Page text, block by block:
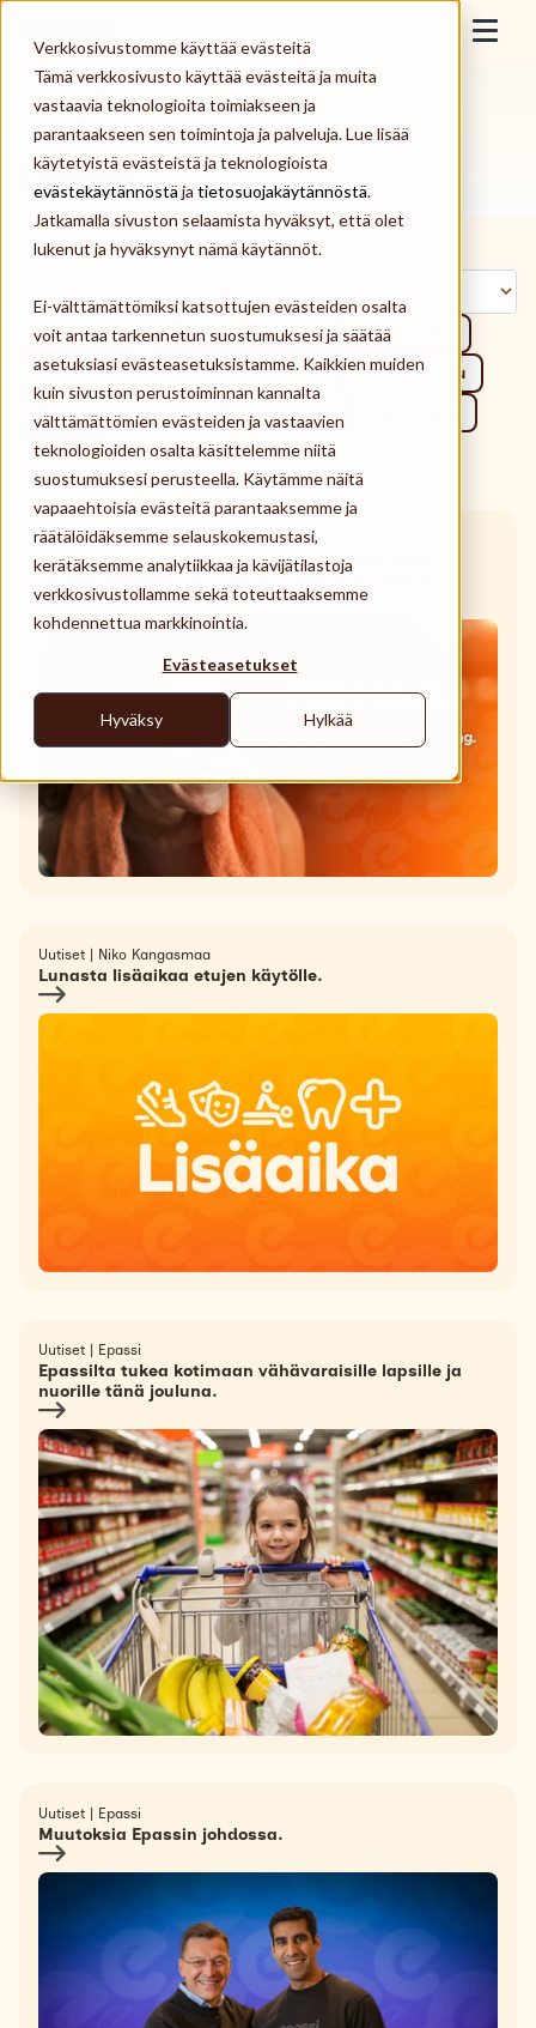
Verkkosivustomme käyttää evästeitä
Tämä verkkosivusto käyttää evästeitä ja muita
vastaavia teknologioita toimiakseen ja
parantaakseen sen toimintoja ja palveluja. Lue lisää
käytetyistä evästeistä ja teknologioista
evästekäytännöstä ja tietosuojakäytännöstä.
Jatkamalla sivuston selaamista hyväksyt, että olet
lukenut ja hyväksynyt nämä käytännöt.
Ei-välttämättömiksi katsottujen evästeiden osalta
voit antaa tarkennetun suostumuksesi ja säätää
asetuksiasi evästeasetuksistamme. Kaikkien muiden
kuin sivuston perustoiminnan kannalta
välttämättömien evästeiden ja vastaavien
teknologioiden osalta käsittelemme niitä
suostumuksesi perusteella. Käytämme näitä
vapaaehtoisia evästeitä parantaaksemme ja
räätälöidäksemme selauskokemustasi,
kerätäksemme analytiikkaa ja kävijätilastoja
verkkosivustollamme sekä toteuttaaksemme
kohdennettua markkinointia.
Evästeasetukset
Hyväksy Hylkää
Skip to content
Työnantaja
Työntekijä
Palveluntarjoaja
Meistä
Kirjaudu
Tilaa Epassi
Käyttöpaikat
Tuki
Etusivu > Epassi Uutiset | Työnantajamielikuva
Uutiset.
Henkilöstöedut Työsuhde-edut
Kulttuurietu
Hyvinvointi
Mobiilimaksaminen
Työmatkaetu
Työnantajamielikuva
Lounasetu
Alipay
Uutiset|Epassi
Epassi julkistaa uudistetun brändi-identiteetin
laajentumisessaan.
Uutiset Niko Kangasmaa
Lunasta lisäaikaa etujen käytölle.
Uutiset | Epassi
Epassilta tukea kotimaan vähävaraisille lapsille ja
nuorille tänä jouluna.
Uutiset Epassi
Muutoksia Epassin johdossa.